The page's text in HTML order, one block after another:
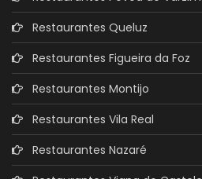
Restaurantes Queluz
Restaurantes Figueira da Foz
Restaurantes Montijo
Restaurantes Vila Real
Restaurantes Nazaré